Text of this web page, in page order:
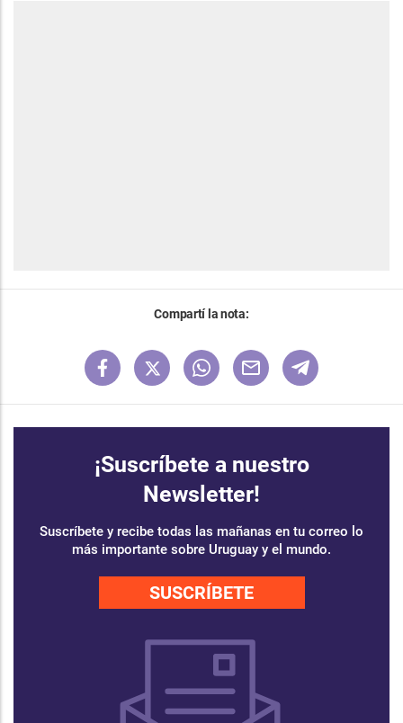
Compartí la nota:
¡Suscríbete a nuestro
Newsletter!
Suscríbete y recibe todas las mañanas en tu correo lo
más importante sobre Uruguay y el mundo.
SUSCRÍBETE